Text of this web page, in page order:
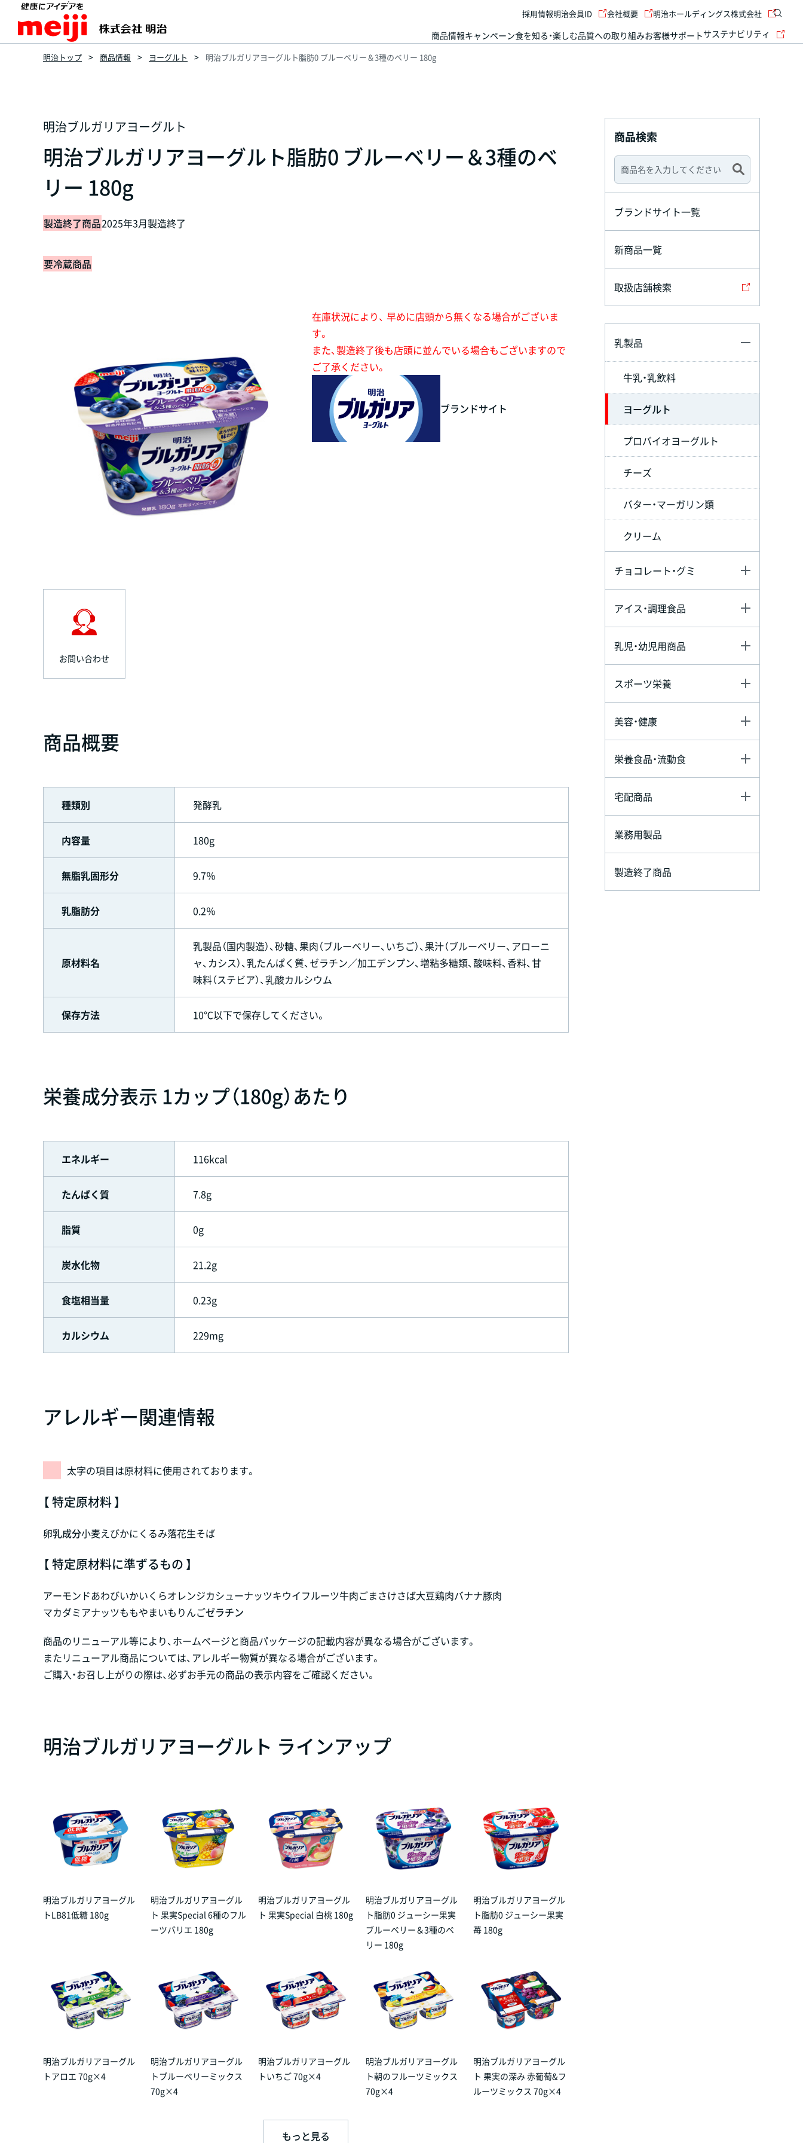
商品情報キャンペーン食を知る・楽しむ品質への取り組みお客様サポートサステナビリティ
採用情報明治会員ID 会社概要 明治ホールディングス株式会社
明治トップ 商品情報 ヨーグルト 明治ブルガリアヨーグルト脂肪0 ブルーベリー＆3種のベリー 180g
明治ブルガリアヨーグルト
明治ブルガリアヨーグルト脂肪0 ブルーベリー＆3種のベ
リー 180g
製造終了商品2025年3月製造終了
要冷蔵商品
在庫状況により、 早めに店頭から無くなる場合がございま
す。
また、製造終了後も店頭に並んでいる場合もございますので
ご了承ください。
ブランドサイト
お問い合わせ
商品概要
種類別 発酵乳
内容量 180g
無脂乳固形分 9.7％
乳脂肪分 0.2％
原材料名
乳製品（国内製造）、砂糖、果肉（ブルーベリー、いちご）、果汁（ブルーベリー、アローニ
ャ、カシス）、乳たんぱく質、ゼラチン／加工デンプン、増粘多糖類、酸味料、香料、甘
味料（ステビア）、乳酸カルシウム
保存方法 10℃以下で保存してください。
栄養成分表示 1カップ（180g）あたり
エネルギー 116kcal
たんぱく質 7.8g
脂質 0g
炭水化物 21.2g
食塩相当量 0.23g
カルシウム 229mg
アレルギー関連情報
太字の項目は原材料に使用されております。
【 特定原材料 】
卵乳成分小麦えびかにくるみ落花生そば
【 特定原材料に準ずるもの 】
アーモンドあわびいかいくらオレンジカシューナッツキウイフルーツ牛肉ごまさけさば大豆鶏肉バナナ豚肉
マカダミアナッツももやまいも りんごゼラチン
商品のリニューアル等により、ホームページと商品パッケージの記載内容が異なる場合がございます。
またリニューアル商品については、アレルギー物質が異なる場合がございます。
ご購入・お召し上がりの際は、必ずお手元の商品の表示内容をご確認ください。
明治ブルガリアヨーグルト ラインアップ
明治ブルガリアヨーグル
トLB81低糖 180g
明治ブルガリアヨーグル
ト 果実Special 6種のフル
ーツバリエ 180g
明治ブルガリアヨーグル
ト 果実Special 白桃 180g
明治ブルガリアヨーグル
ト脂肪0 ジューシー果実
ブルーベリー＆3種のベ
リー 180g
明治ブルガリアヨーグル
ト脂肪0 ジューシー果実
苺 180g
明治ブルガリアヨーグル
トアロエ 70g×4
明治ブルガリアヨーグル
トブルーベリーミックス
70g×4
明治ブルガリアヨーグル
トいちご 70g×4
明治ブルガリアヨーグル
ト朝のフルーツミックス
70g×4
明治ブルガリアヨーグル
ト 果実の深み 赤葡萄&フ
ルーツミックス 70g×4
もっと見る
商品検索
ブランドサイト一覧
新商品一覧
取扱店舗検索
乳製品
牛乳・乳飲料
ヨーグルト
プロバイオヨーグルト
チーズ
バター・マーガリン類
クリーム
チョコレート・グミ
アイス・調理食品
乳児・幼児用商品
スポーツ栄養
美容・健康
栄養食品・流動食
宅配商品
業務用製品
製造終了商品